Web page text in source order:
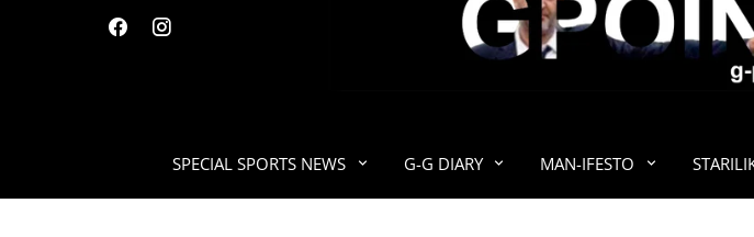
SPECIAL SPORTS NEWS G-G DIARY MAN-IFESTO